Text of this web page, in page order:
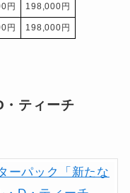
円 198,000円
円 198,000円
・ティーチ